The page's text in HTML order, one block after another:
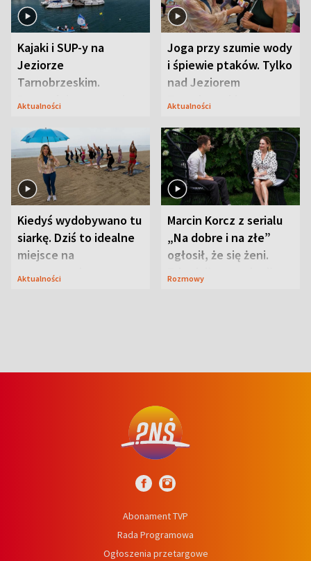
Kajaki i SUP-y na
Jeziorze
Tarnobrzeskim.
Przyrodnicy zwracają
Aktualności
Joga przy szumie wody
i śpiewie ptaków. Tylko
nad Jeziorem
Tarnobrzeskim
Aktualności
Kiedyś wydobywano tu
siarkę. Dziś to idealne
miejsce na
wypoczynek
Aktualności
Marcin Korcz z serialu
„Na dobre i na złe”
ogłosił, że się żeni.
Zdradził, co zmienił
Rozmowy
Abonament TVP
Rada Programowa
Ogłoszenia przetargowe